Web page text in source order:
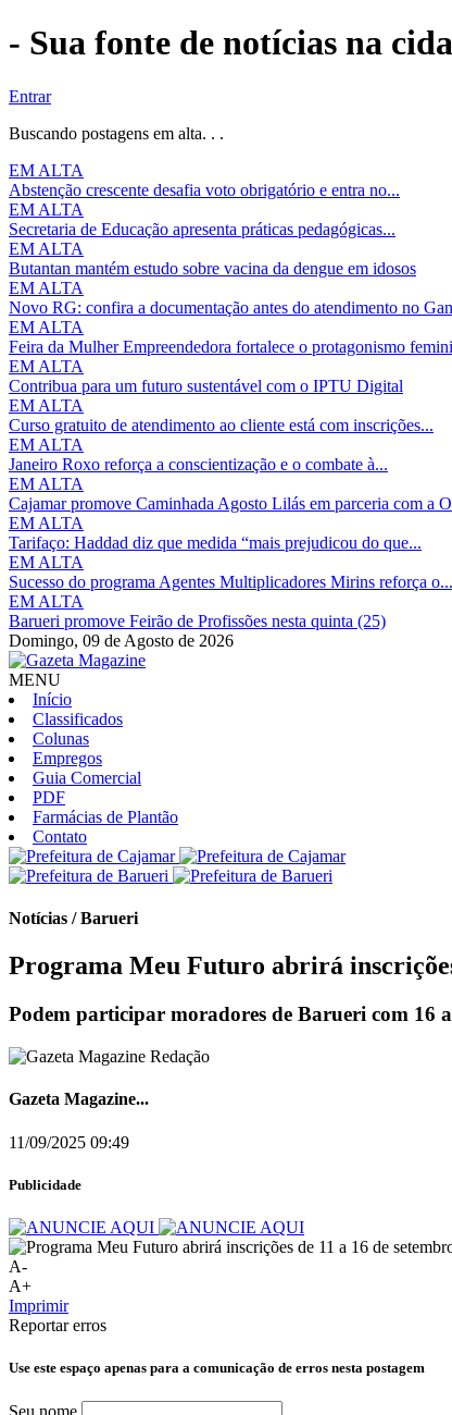
- Sua fonte de notícias na
Entrar
Buscando postagens em alta. . .
EM ALTA
Abstenção crescente desafia voto obrigatório e entra no...
EM ALTA
Secretaria de Educação apresenta práticas pedagógicas...
EM ALTA
Butantan mantém estudo sobre vacina da dengue em idosos
EM ALTA
Novo RG: confira a documentação antes do atendimento no
EM ALTA
Feira da Mulher Empreendedora fortalece o protagonismo
EM ALTA
Contribua para um futuro sustentável com o IPTU Digital
EM ALTA
Curso gratuito de atendimento ao cliente está com inscrições...
EM ALTA
Janeiro Roxo reforça a conscientização e o combate à...
EM ALTA
Cajamar promove Caminhada Agosto Lilás em parceria com a
EM ALTA
Tarifaço: Haddad diz que medida “mais prejudicou do que...
EM ALTA
Sucesso do programa Agentes Multiplicadores Mirins reforça o...
EM ALTA
Barueri promove Feirão de Profissões nesta quinta (25)
Domingo, 09 de Agosto de 2026
MENU
Início
Classificados
Colunas
Empregos
Guia Comercial
PDF
Farmácias de Plantão
Contato
Notícias / Barueri
Programa Meu Futuro abrirá
Podem participar moradores de Barueri com 16
Gazeta Magazine...
11/09/2025 09:49
Publicidade
A-
A+
Imprimir
Reportar erros
Use este espaço apenas para a comunicação de erros nesta postagem